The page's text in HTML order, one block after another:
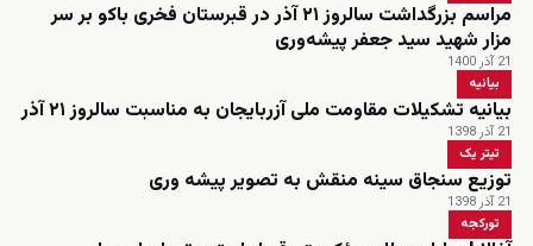
مراسم بزرگداشت سالروز ۲۱ آذر در قبرستان فخری باکو بر سر
مزار شهید سید جعفر پیشه‌وری
21 آذر 1400
بیانیه
بیانیه تشکیلات مقاومت ملی آزربایجان به مناسبت سالروز ۲۱ آذر
21 آذر 1398
تیتر یک
توزیع سنجاق سینه منقش به تصویر پیشه وری
21 آذر 1398
تورکجه